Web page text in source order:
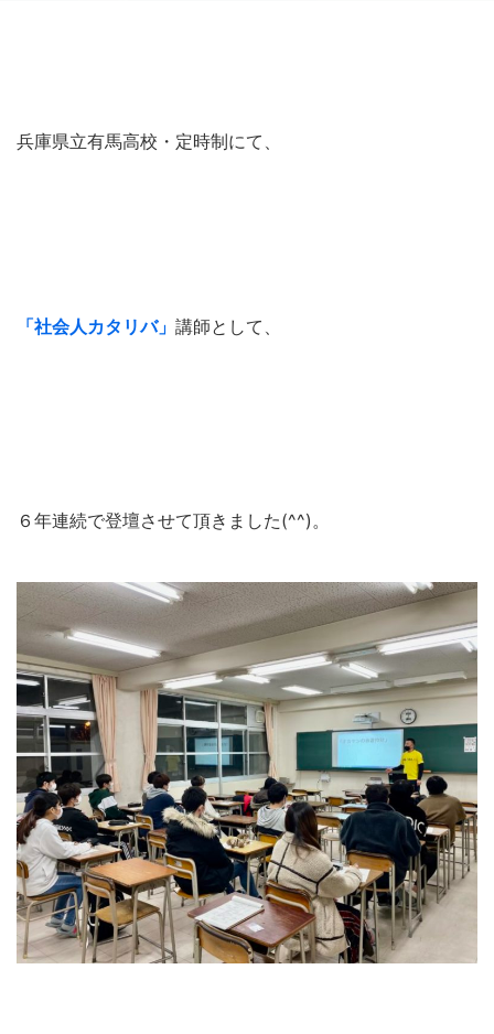
兵庫県立有馬高校・定時制にて、
「社会人カタリバ」 講師として、
６年連続で登壇させて頂きました(^^)。